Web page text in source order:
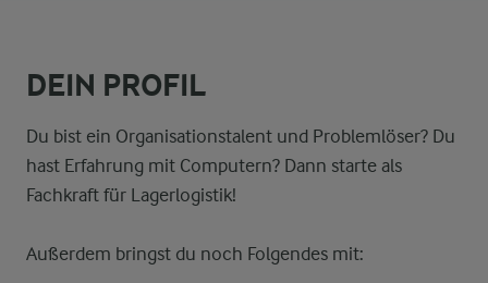
DEIN PROFIL
Du bist ein Organisationstalent und Problemlöser? Du
hast Erfahrung mit Computern? Dann starte als
Fachkraft für Lagerlogistik!
Außerdem bringst du noch Folgendes mit: